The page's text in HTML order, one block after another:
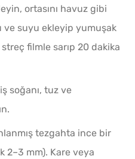
ortasını havuz gibi
ve suyu ekleyip yumuşak
filmle sarıp 20 dakika
soğanı, tuz ve
tezgahta ince bir
2–3 mm). Kare veya